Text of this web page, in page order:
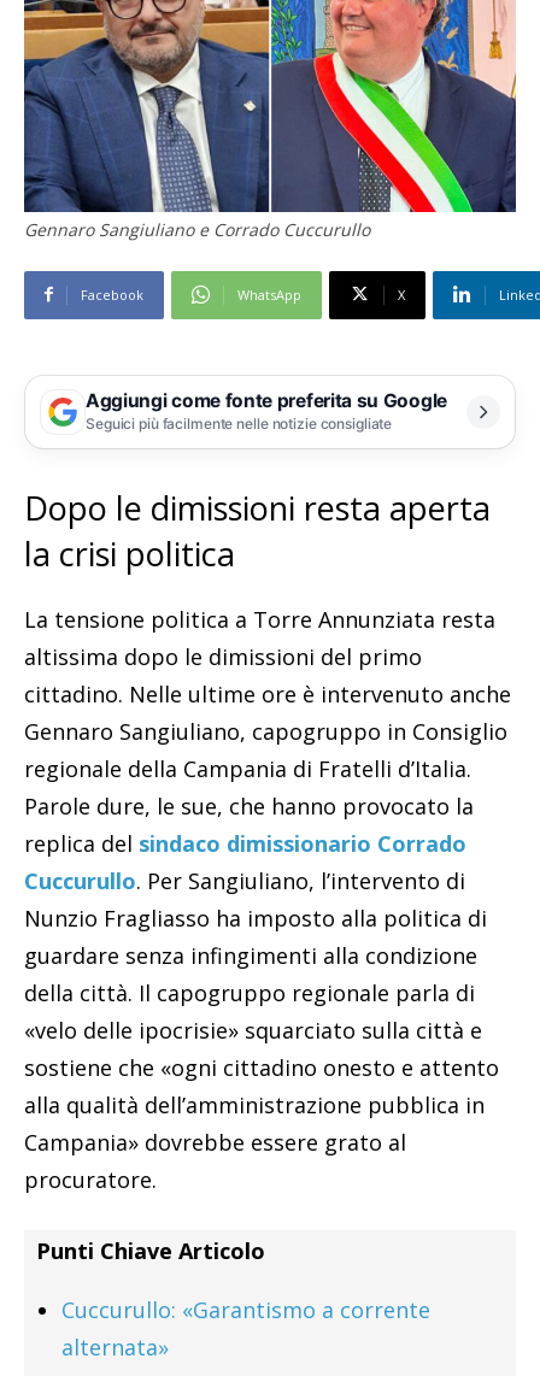
Gennaro Sangiuliano e Corrado Cuccurullo
Facebook WhatsApp X
Aggiungi come fonte preferita su Google
Seguici più facilmente nelle notizie consigliate
Dopo le dimissioni resta aperta
la crisi politica
La tensione politica a Torre Annunziata resta
altissima dopo le dimissioni del primo
cittadino. Nelle ultime ore è intervenuto anche
Gennaro Sangiuliano, capogruppo in Consiglio
regionale della Campania di Fratelli d’Italia.
Parole dure, le sue, che hanno provocato la
replica del sindaco dimissionario Corrado
Cuccurullo. Per Sangiuliano, l’intervento di
Nunzio Fragliasso ha imposto alla politica di
guardare senza infingimenti alla condizione
della città. Il capogruppo regionale parla di
«velo delle ipocrisie» squarciato sulla città e
sostiene che «ogni cittadino onesto e attento
alla qualità dell’amministrazione pubblica in
Campania» dovrebbe essere grato al
procuratore.
Punti Chiave Articolo
Cuccurullo: «Garantismo a corrente
alternata»